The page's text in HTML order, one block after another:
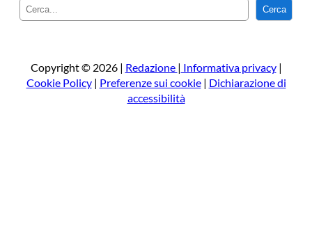
e
a
Cerca
Copyright © 2026 | Redazione | Informativa privacy|
Cookie Policy| Preferenze sui cookie| Dichiarazione di
accessibilità